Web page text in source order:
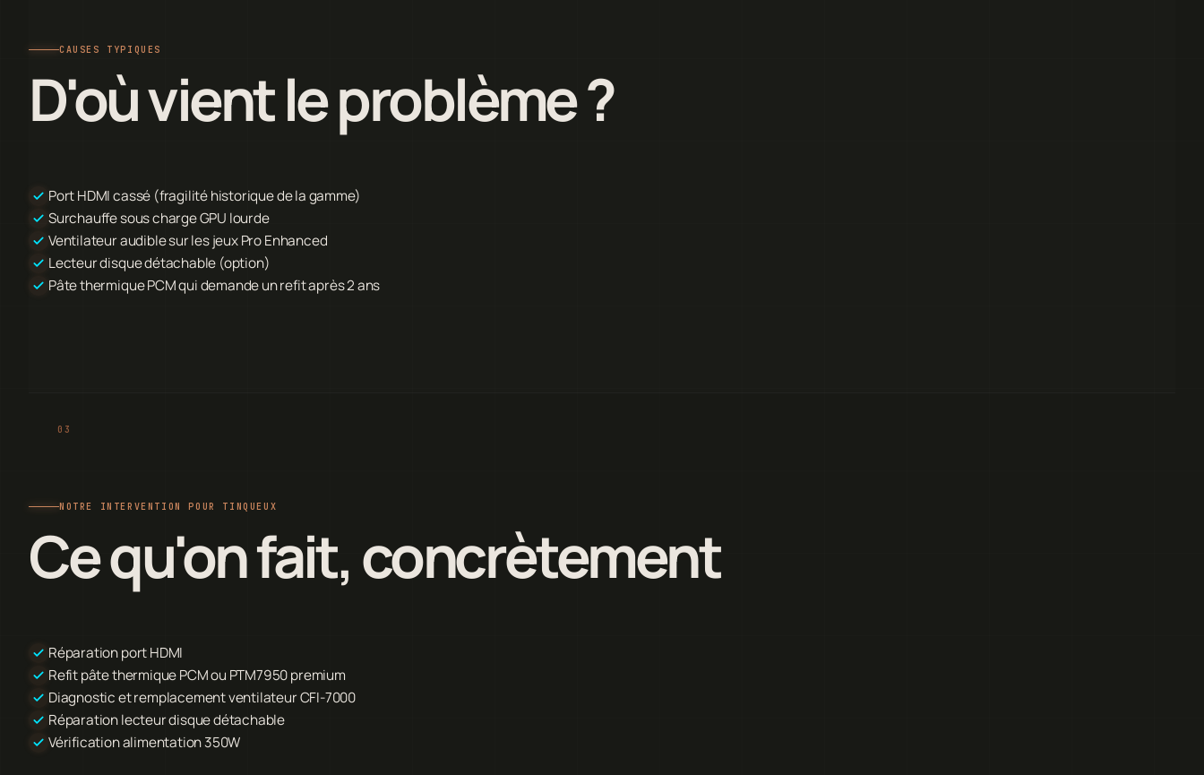
CAUSES TYPIQUES
D'où vient le problème ?
Port HDMI cassé (fragilité historique de la gamme)
Surchauffe sous charge GPU lourde
Ventilateur audible sur les jeux Pro Enhanced
Lecteur disque détachable (option)
Pâte thermique PCM qui demande un refit après 2 ans
NOTRE INTERVENTION POUR TINQUEUX
Ce qu'on fait, concrètement
Réparation port HDMI
Refit pâte thermique PCM ou PTM7950 premium
Diagnostic et remplacement ventilateur CFI-7000
Réparation lecteur disque détachable
Vérification alimentation 350W